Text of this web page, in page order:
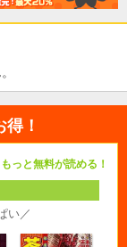
！
もっと無料が読める！
い／